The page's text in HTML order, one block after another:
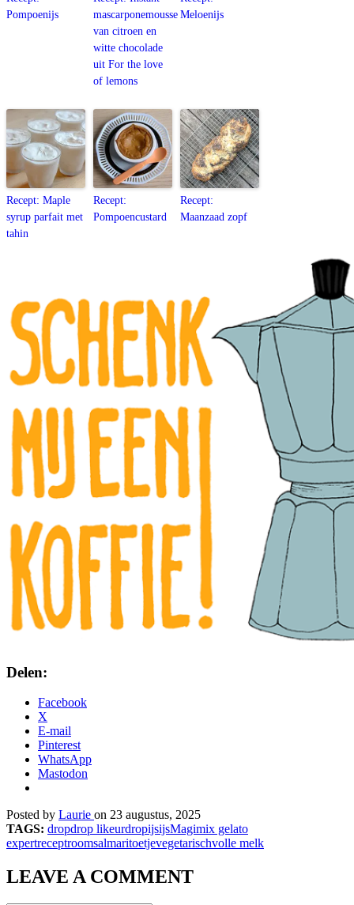
Pompoenijs
mascarponemousse
van citroen en
witte chocolade
uit For the love
of lemons
Meloenijs
Recept: Maple
syrup parfait met
tahin
Recept:
Pompoencustard
Recept:
Maanzaad zopf
Delen:
Facebook
X
E-mail
Pinterest
WhatsApp
Mastodon
Posted by Laurie on 23 augustus, 2025
TAGS: dropdrop likeurdropijsijsMagimix gelato
expertreceptroomsalmaritoetjevegetarischvolle melk
LEAVE A COMMENT